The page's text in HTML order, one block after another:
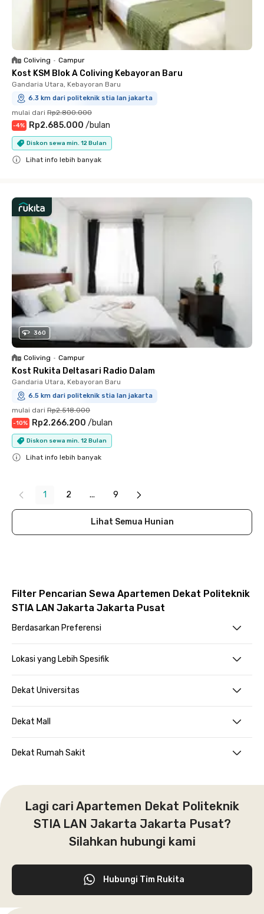
Coliving • Campur
Kost KSM Blok A Coliving Kebayoran Baru
Gandaria Utara, Kebayoran Baru
6.3 km dari politeknik stia lan jakarta
mulai dari Rp2.800.000
-4% Rp2.685.000 /bulan
Diskon sewa min. 12 Bulan
Lihat info lebih banyak
360
Coliving • Campur
Kost Rukita Deltasari Radio Dalam
Gandaria Utara, Kebayoran Baru
6.5 km dari politeknik stia lan jakarta
mulai dari Rp2.518.000
-10% Rp2.266.200 /bulan
Diskon sewa min. 12 Bulan
Lihat info lebih banyak
1 2 ... 9
Lihat Semua Hunian
Filter Pencarian Sewa Apartemen Dekat Politeknik
STIA LAN Jakarta Jakarta Pusat
Berdasarkan Preferensi
Lokasi yang Lebih Spesifik
Dekat Universitas
Dekat Mall
Dekat Rumah Sakit
Lagi cari Apartemen Dekat Politeknik
STIA LAN Jakarta Jakarta Pusat?
Silahkan hubungi kami
Hubungi Tim Rukita